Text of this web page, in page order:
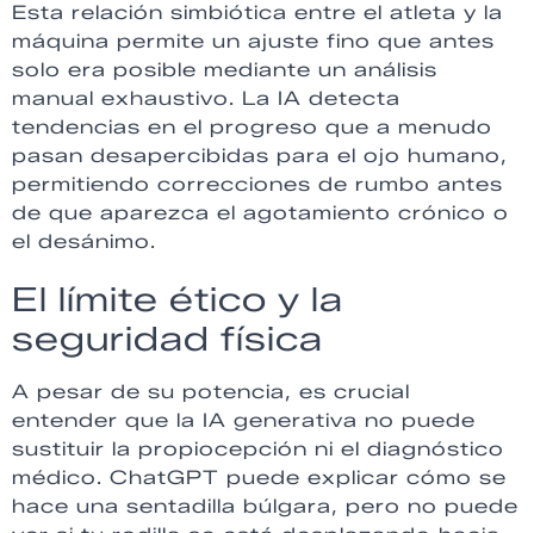
Esta relación simbiótica entre el atleta y la
máquina permite un ajuste fino que antes
solo era posible mediante un análisis
manual exhaustivo. La IA detecta
tendencias en el progreso que a menudo
pasan desapercibidas para el ojo humano,
permitiendo correcciones de rumbo antes
de que aparezca el agotamiento crónico o
el desánimo.
El límite ético y la
seguridad física
A pesar de su potencia, es crucial
entender que la IA generativa no puede
sustituir la propiocepción ni el diagnóstico
médico. ChatGPT puede explicar cómo se
hace una sentadilla búlgara, pero no puede